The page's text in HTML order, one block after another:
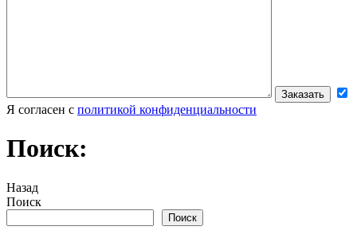
Я согласен с политикой конфиденциальности
Поиск:
Назад
Поиск
Поиск